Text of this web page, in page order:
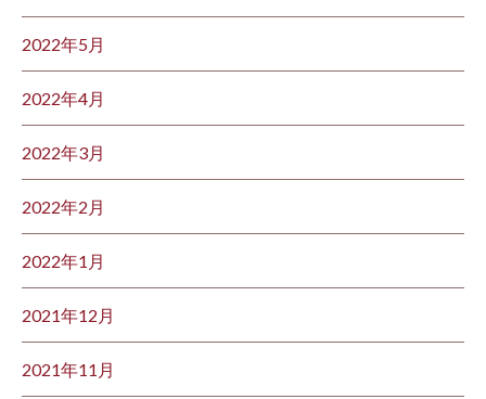
2022年5月
2022年4月
2022年3月
2022年2月
2022年1月
2021年12月
2021年11月